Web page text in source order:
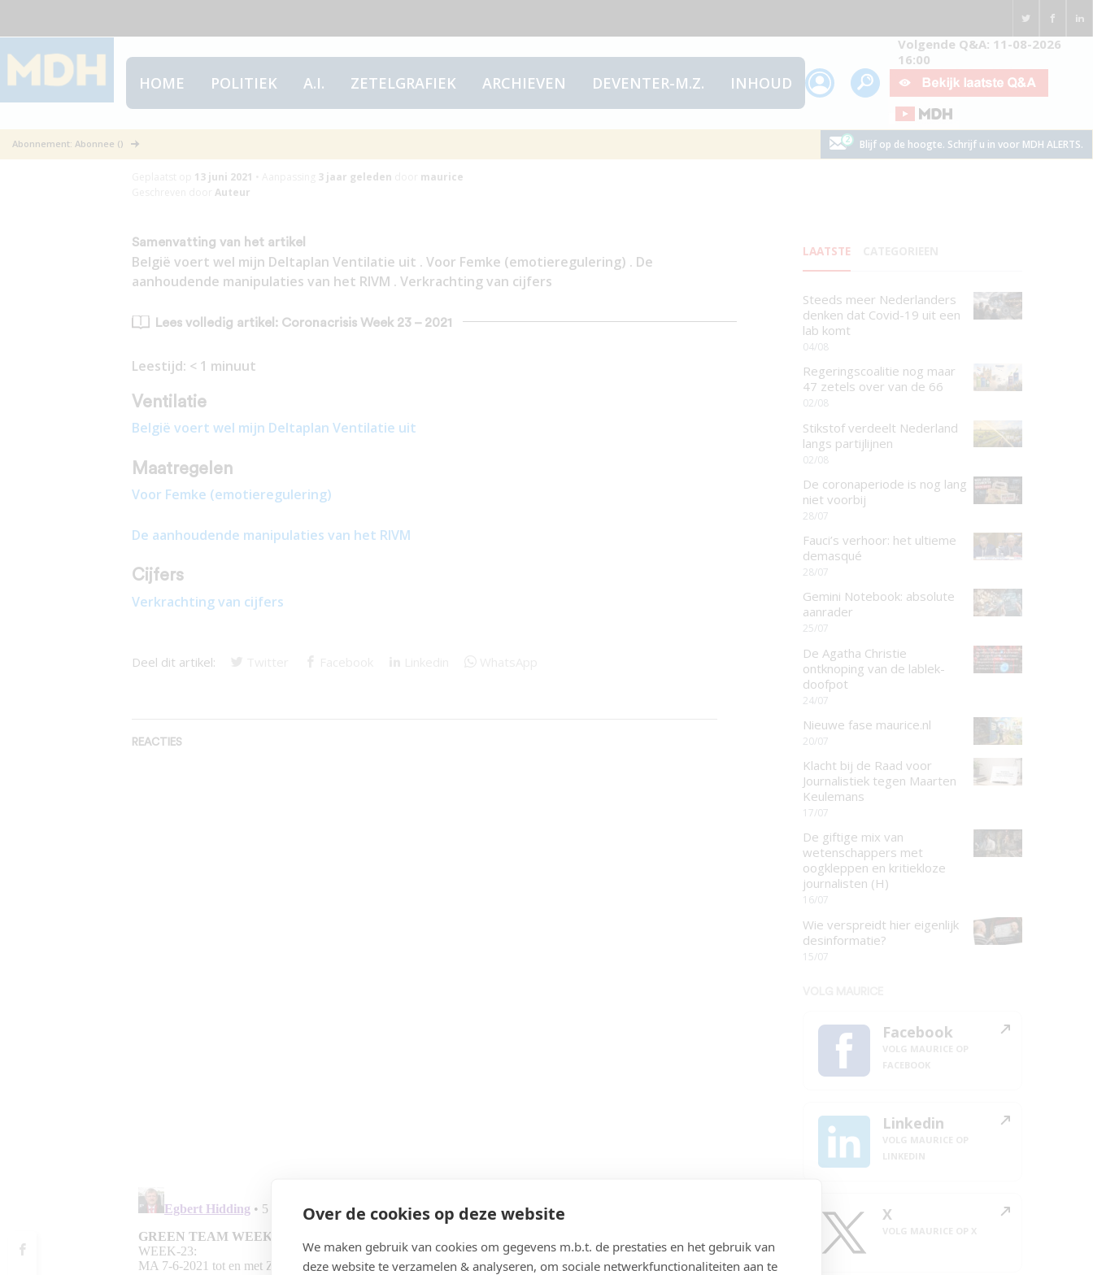
Over de cookies op deze website
We maken gebruik van cookies om gegevens m.b.t. de prestaties en het gebruik van
deze website te verzamelen & analyseren, om sociale netwerkfunctionaliteiten aan te
HOME POLITIEK A.I. ZETELGRAFIEK ARCHIEVEN DEVENTER-M.Z. INHOUD
Volgende Q&A: 11-08-2026
16:00
Abonnement: Abonnee () Blijf op de hoogte. Schrijf u in voor MDH ALERTS.
Coronacrisis Week 23 – 2021
13 juni 2021 3 jaar geleden
maurice
Auteur
Samenvatting van het artikel
België voert wel mijn Deltaplan Ventilatie uit . Voor Femke (emotieregulering) . De
aanhoudende manipulaties van het RIVM . Verkrachting van cijfers
Lees volledig artikel: Coronacrisis Week 23 – 2021
Leestijd: < 1 minuut
Ventilatie
België voert wel mijn Deltaplan Ventilatie uit
Maatregelen
Voor Femke (emotieregulering)
De aanhoudende manipulaties van het RIVM
Cijfers
Verkrachting van cijfers
Deel dit artikel:
REACTIES
LAATSTE
Steeds meer Nederlanders
denken dat Covid-19 uit een
lab komt
04/08
Regeringscoalitie nog maar
47 zetels over van de 66
02/08
Stikstof verdeelt Nederland
langs partijlijnen
02/08
De coronaperiode is nog lang
niet voorbij
28/07
Fauci’s verhoor: het ultieme
demasqué
28/07
Gemini Notebook: absolute
aanrader
25/07
De Agatha Christie
ontknoping van de lablek-
doofpot
24/07
Nieuwe fase maurice.nl
20/07
Klacht bij de Raad voor
Journalistiek tegen Maarten
Keulemans
17/07
De giftige mix van
wetenschappers met
oogkleppen en kritiekloze
journalisten (H)
16/07
Wie verspreidt hier eigenlijk
desinformatie?
15/07
Facebook
Linkedin
X